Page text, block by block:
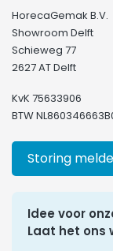
HorecaGemak B.V.
Showroom Delft
Schieweg 77
2627 AT Delft
KvK 75633906
BTW
Storing
Idee voor
Laat het ons